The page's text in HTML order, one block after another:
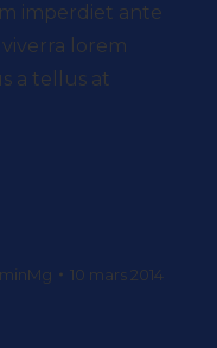
imperdiet ante
lorem
a tellus at
10 mars 2014